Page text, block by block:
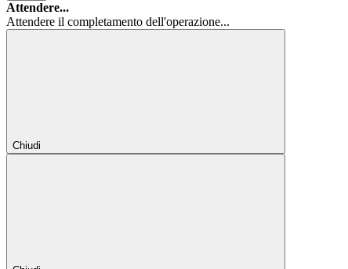
Attendere...
Attendere il completamento dell'operazione...
Chiudi